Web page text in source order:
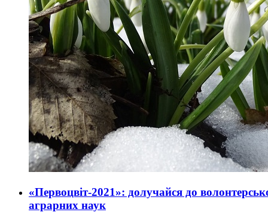
«Первоцвіт-2021»: долучайся до
аграрних наук